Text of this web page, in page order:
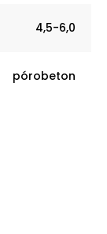
4,5-6,0
pórobeton